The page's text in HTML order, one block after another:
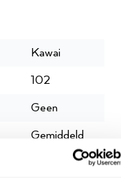
Kawai
102
Geen
Gemiddeld